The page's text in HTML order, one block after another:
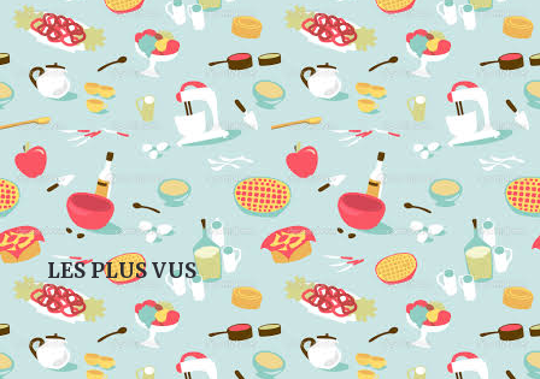
LES PLUS VUS